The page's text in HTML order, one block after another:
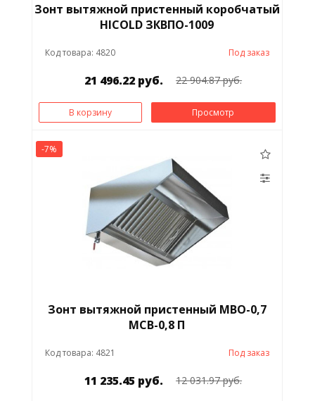
Зонт вытяжной пристенный коробчатый
HICOLD ЗКВПО-1009
Код товара: 4820 Под заказ
21 496.22 руб. 22 904.87 руб.
В корзину Просмотр
-7%
Зонт вытяжной пристенный МВО-0,7
МСВ-0,8 П
Код товара: 4821 Под заказ
11 235.45 руб. 12 031.97 руб.